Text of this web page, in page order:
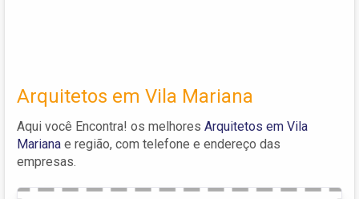
Arquitetos em Vila Mariana
Aqui você Encontra! os melhores Arquitetos em Vila
Mariana e região, com telefone e endereço das
empresas.